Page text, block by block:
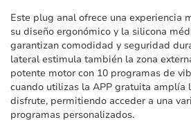
Este plug anal ofrece una experiencia
su diseño ergonómico y la silicona
garantizan comodidad y seguridad
lateral estimula también la zona
potente motor con 10 programas de
cuando utilizas la APP gratuita amplía
disfrute, permitiendo acceder a una
programas personalizados.